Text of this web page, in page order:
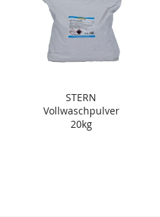
STERN
Vollwaschpulver
20kg